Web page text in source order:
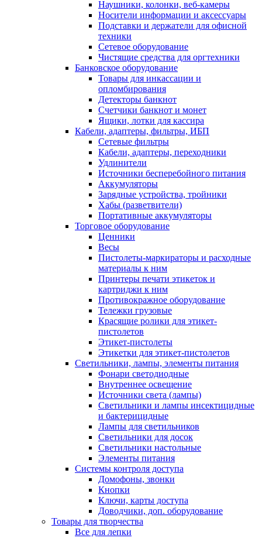
Наушники, колонки, веб-камеры
Носители информации и аксессуары
Подставки и держатели для офисной
техники
Сетевое оборудование
Чистящие средства для оргтехники
Банковское оборудование
Товары для инкассации и
опломбирования
Детекторы банкнот
Счетчики банкнот и монет
Ящики, лотки для кассира
Кабели, адаптеры, фильтры, ИБП
Сетевые фильтры
Кабели, адаптеры, переходники
Удлинители
Источники бесперебойного питания
Аккумуляторы
Зарядные устройства, тройники
Хабы (разветвители)
Портативные аккумуляторы
Торговое оборудование
Ценники
Весы
Пистолеты-маркираторы и расходные
материалы к ним
Принтеры печати этикеток и
картриджи к ним
Противокражное оборудование
Тележки грузовые
Красящие ролики для этикет-
пистолетов
Этикет-пистолеты
Этикетки для этикет-пистолетов
Светильники, лампы, элементы питания
Фонари светодиодные
Внутреннее освещение
Источники света (лампы)
Светильники и лампы инсектицидные
и бактерицидные
Лампы для светильников
Светильники для досок
Светильники настольные
Элементы питания
Системы контроля доступа
Домофоны, звонки
Кнопки
Ключи, карты доступа
Доводчики, доп. оборудование
Товары для творчества
Все для лепки